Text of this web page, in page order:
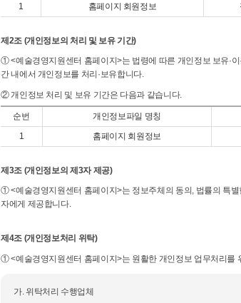
1
홈페이지 회원정보
제2조 (개인정보의 처리 및 보유 기간)
① <예술경영지원센터 홈페이지>는 법령에 따른 개인정보 보유·
간 내에서 개인정보를 처리·보유합니다.
② 개인정보 처리 및 보유 기간은 다음과 같습니다.
순번 개인정보파일 명칭
1
홈페이지 회원정보
제3조 (개인정보의 제3자 제공)
① <예술경영지원센터 홈페이지>는 정보주체의 동의, 법률의 특
자에게 제공합니다.
제4조 (개인정보처리 위탁)
① <예술경영지원센터 홈페이지>는 원활한 개인정보 업무처리를
가. 위탁처리 수행업체